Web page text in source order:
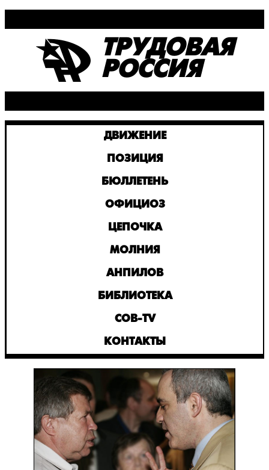
ТРУДОВАЯ
РОССИЯ
ДВИЖЕНИЕ
ПОЗИЦИЯ
БЮЛЛЕТЕНЬ
ОФИЦИОЗ
ЦЕПОЧКА
МОЛНИЯ
АНПИЛОВ
БИБЛИОТЕКА
СОВ-TV
КОНТАКТЫ